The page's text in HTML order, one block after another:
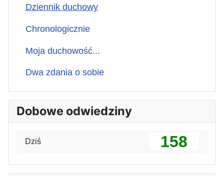
Dziennik duchowy
Chronologicznie
Moja duchowość...
Dwa zdania o sobie
Dobowe odwiedziny
Dziś 158